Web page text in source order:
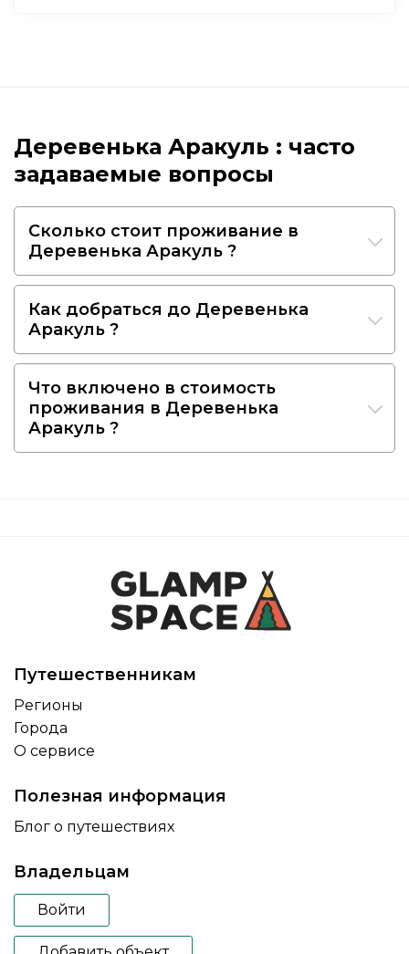
Деревенька Аракуль : часто
задаваемые вопросы
Сколько стоит проживание в
Деревенька Аракуль ?
Как добраться до Деревенька
Аракуль ?
Что включено в стоимость
проживания в Деревенька
Аракуль ?
Путешественникам
Регионы
Города
О сервисе
Полезная информация
Блог о путешествиях
Владельцам
Войти